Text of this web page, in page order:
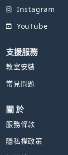
Instagram
YouTube
支援服務
教室安裝
常見問題
關 於
服務條款
隱私權政策